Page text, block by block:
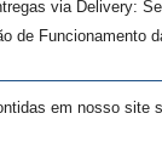
via Delivery:
de Funcionamento
em nosso site